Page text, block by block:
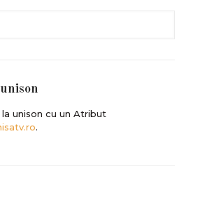
unison cu un Atribut
.